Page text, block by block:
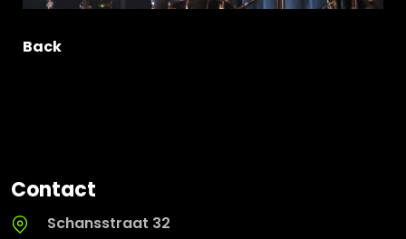
Back
Contact
Schansstraat 32